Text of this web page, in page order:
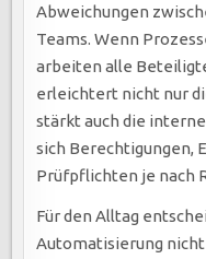
Abweichungen
Teams. Wenn
arbeiten alle
erleichtert nicht nur
stärkt auch die
sich Berechtigungen,
Prüfpflichten je nach
Für den Alltag
Automatisierung nicht